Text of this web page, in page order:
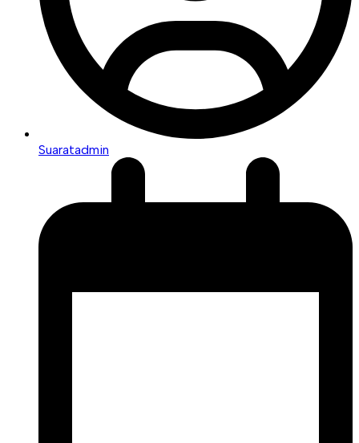
Suaratadmin